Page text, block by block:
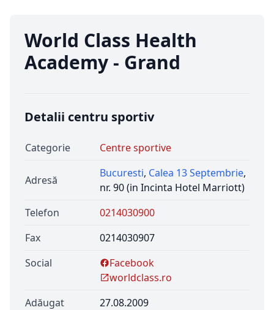
World Class Health
Academy - Grand
Detalii centru sportiv
Categorie Centre sportive
Adresă
Bucuresti, Calea 13 Septembrie,
nr. 90 (in Incinta Hotel Marriott)
Telefon
0214030900
Fax
0214030907
Social
Facebook
worldclass.ro
Adăugat
27.08.2009